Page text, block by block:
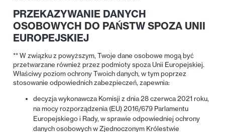
PRZEKAZYWANIE DANYCH
OSOBOWYCH DO PAŃSTW SPOZA UNII
EUROPEJSKIEJ
** W związku z powyższym, Twoje dane osobowe mogą być
przetwarzane również przez podmioty spoza Unii Europejskiej.
Właściwy poziom ochrony Twoich danych, w tym poprzez
stosowanie odpowiednich zabezpieczeń, zapewnia:
decyzja wykonawcza Komisji z dnia 28 czerwca 2021 roku,
na mocy rozporządzenia (EU) 2016/679 Parlamentu
Europejskiego i Rady, w sprawie odpowiedniej ochrony
danych osobowych w Zjednoczonym Królestwie